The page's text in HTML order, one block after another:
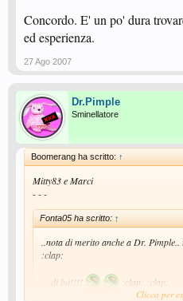
Concordo. E' un po' dura
ed esperienza.
27 Ago 2007
Dr.Pimple
Sminellatore
Boomerang ha scritto: ↑
Mitty83 e Marci
- - -
Fonta05 ha scritto: ↑
..nota di merito anche a Dr.
:clap:
... di lui!!!! :clap: :clap:
Clicca per